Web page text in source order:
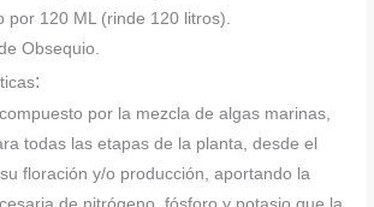
por 120 ML (rinde 120 litros).
Obsequio.
:
por la mezcla de algas marinas,
todas las etapas de la planta, desde el
floración y/o producción, aportando la